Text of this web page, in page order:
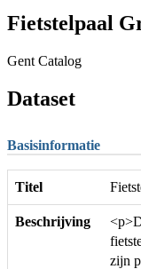
Fietstelpaal
Gent Catalog
Dataset
Basisinformatie
Titel
Beschrijving
zijn